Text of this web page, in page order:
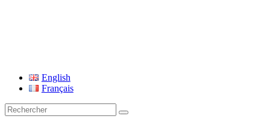
Fondation UEFA
English
Français
Recherche
pour